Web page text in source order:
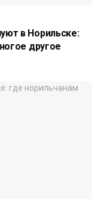
в Норильске:
другое